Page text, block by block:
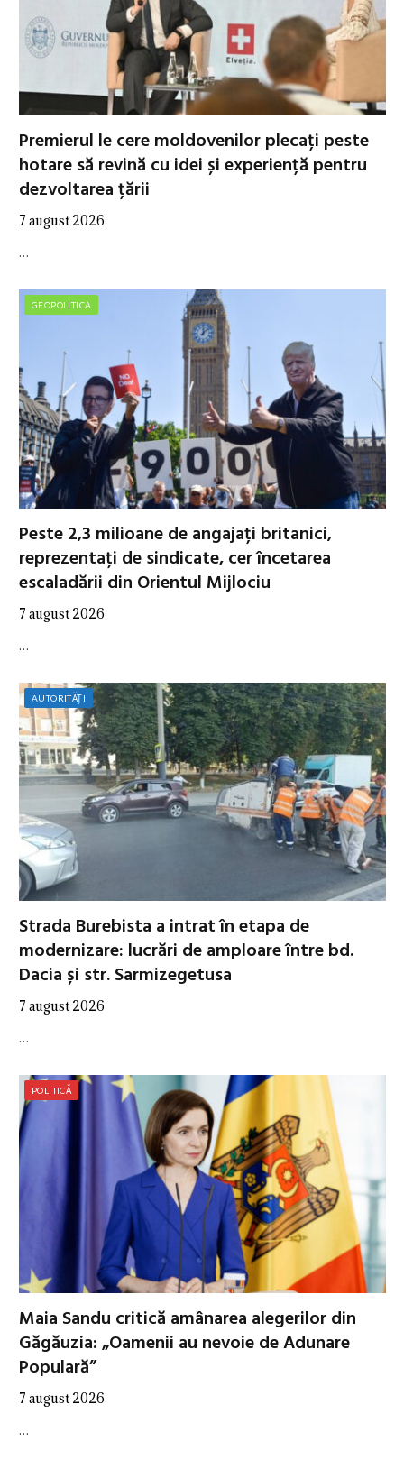
Premierul le cere moldovenilor plecați peste
hotare să revină cu idei și experiență pentru
dezvoltarea țării
7 august 2026
…
GEOPOLITICA
Peste 2,3 milioane de angajați britanici,
reprezentați de sindicate, cer încetarea
escaladării din Orientul Mijlociu
7 august 2026
…
AUTORITĂȚI
Strada Burebista a intrat în etapa de
modernizare: lucrări de amploare între bd.
Dacia și str. Sarmizegetusa
7 august 2026
…
POLITICĂ
Maia Sandu critică amânarea alegerilor din
Găgăuzia: „Oamenii au nevoie de Adunare
Populară”
7 august 2026
…